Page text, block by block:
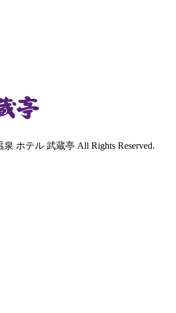
ホテル 武蔵亭 All Rights Reserved.